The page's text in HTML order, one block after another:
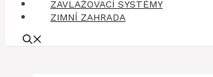
ZAVLAŽOVACÍ SYSTÉMY
ZIMNÍ ZAHRADA